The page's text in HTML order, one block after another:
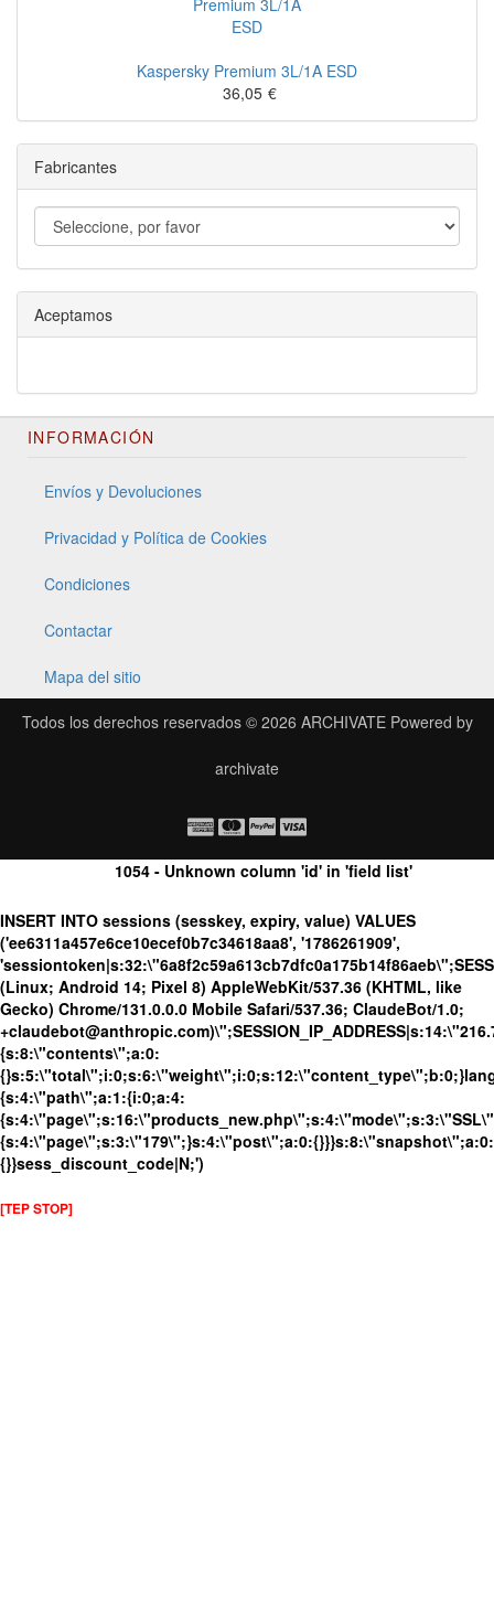
Kaspersky Premium 3L/1A ESD
36,05 €
Fabricantes
Aceptamos
INFORMACIÓN
Envíos y Devoluciones
Privacidad y Política de Cookies
Condiciones
Contactar
Mapa del sitio
Todos los derechos reservados © 2026 ARCHIVATEPowered by
archivate
1054 - Unknown column 'id' in 'field list'
INSERT INTO sessions (sesskey, expiry, value) VALUES
('ee6311a457e6ce10ecef0b7c34618aa8', '1786261909',
(Linux; Android 14; Pixel 8) AppleWebKit/537.36 (KHTML, like
Gecko) Chrome/131.0.0.0 Mobile Safari/537.36; ClaudeBot/1.0;
{s:8:\"contents\";a:0:
{s:4:\"path\";a:1:{i:0;a:4:
{s:4:\"page\";s:3:\"179\";}s:4:\"post\";a:0:{}}}s:8:\"snapshot\";a:0:
{}}sess_discount_code|N;')
[TEP STOP]